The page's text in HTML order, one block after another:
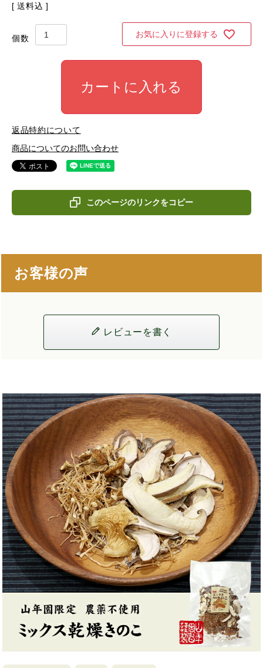
送料込
お気に入りに登録する
カートに入れる
返品特約について
商品についてのお問い合わせ
このページのリンクをコピー
お客様の声
レビューを書く